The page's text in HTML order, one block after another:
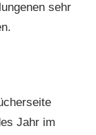
sehr
Jahr im